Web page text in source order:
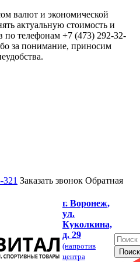
валют и экономической
актуальную стоимость и
по телефонам +7 (473) 292-32-
за понимание, приносим
321 Заказать звонок Обратная
г. Воронеж,
ул.
Куколкина,
д. 29
(напротив
центра